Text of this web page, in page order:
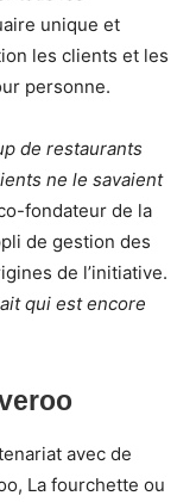
unique et
les clients et les
personne.
de restaurants
ne le savaient
fondateur de la
de gestion des
de l’initiative.
qui est encore
avec de
La fourchette ou